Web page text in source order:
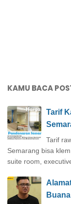
KAMU BACA
Tarif
Tarif
Semarang bisa
suite room,
Buana